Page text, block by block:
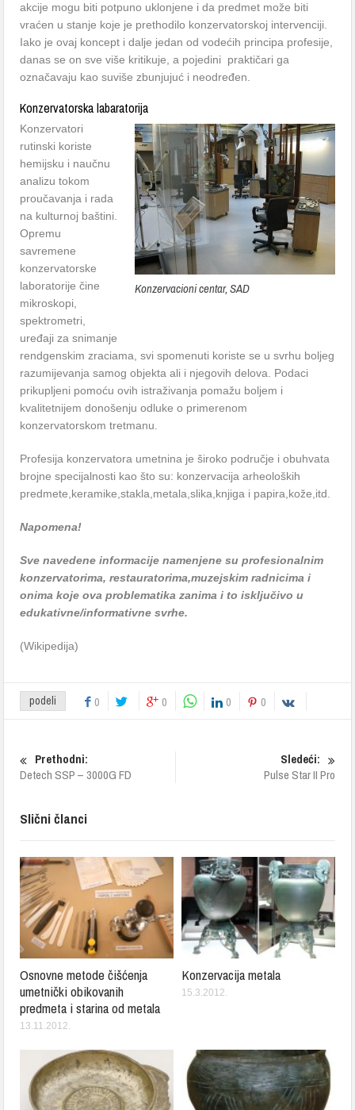
akcije mogu biti potpuno uklonjene i da predmet može biti
vraćen u stanje koje je prethodilo konzervatorskoj intervenciji.
Iako je ovaj koncept i dalje jedan od vodećih principa profesije,
danas se on sve više kritikuje, a pojedini praktičari ga
označavaju kao suviše zbunjujuć i neodređen.
Konzervatorska labaratorija
Konzervacioni centar, SAD
Konzervatori
rutinski koriste
hemijsku i naučnu
analizu tokom
proučavanja i rada
na kulturnoj baštini.
Opremu
savremene
konzervatorske
laboratorije čine
mikroskopi,
spektrometri,
uređaji za snimanje
rendgenskim zraciama, svi spomenuti koriste se u svrhu boljeg
razumijevanja samog objekta ali i njegovih delova. Podaci
prikupljeni pomoću ovih istraživanja pomažu boljem i
kvalitetnijem donošenju odluke o primerenom
konzervatorskom tretmanu.
Profesija konzervatora umetnina je široko područje i obuhvata
brojne specijalnosti kao što su: konzervacija arheoloških
predmete,keramike,stakla,metala,slika,knjiga i papira,kože,itd.
Napomena!
Sve navedene informacije namenjene su profesionalnim
konzervatorima, restauratorima,muzejskim radnicima i
onima koje ova problematika zanima i to isključivo u
edukativne/informativne svrhe.
(Wikipedija)
podeli 0 0 0 0
Prethodni:
Detech SSP – 3000G FD
Sledeći:
Pulse Star II Pro
Slični članci
Osnovne metode čišćenja
umetnički obikovanih
predmeta i starina od metala
13.11.2012.
Konzervacija metala
15.3.2012.